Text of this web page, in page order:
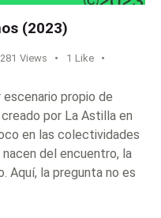
(2023)
281 Views 1 Like
propio de
por La Astilla en
en las colectividades
del encuentro, la
Aquí, la pregunta no es